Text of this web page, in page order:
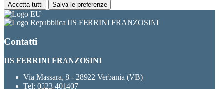
Accetta tutti Salva le preferenze
IIS FERRINI FRANZOSINI
Contatti
IIS FERRINI FRANZOSINI
Via Massara, 8 - 28922 Verbania (VB)
Tel: 0323 401407